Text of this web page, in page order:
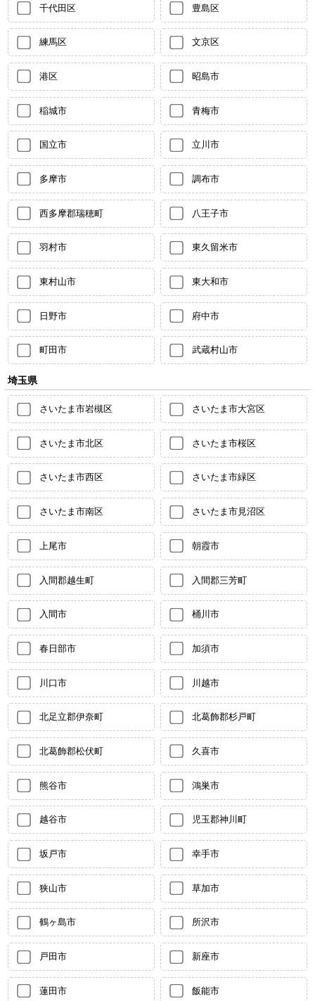
千代田区 豊島区
練馬区 文京区
港区 昭島市
稲城市 青梅市
国立市 立川市
多摩市 調布市
西多摩郡瑞穂町 八王子市
羽村市 東久留米市
東村山市 東大和市
日野市 府中市
町田市 武蔵村山市
埼玉県
さいたま市岩槻区 さいたま市大宮区
さいたま市北区 さいたま市桜区
さいたま市西区 さいたま市緑区
さいたま市南区 さいたま市見沼区
上尾市 朝霞市
入間郡越生町 入間郡三芳町
入間市 桶川市
春日部市 加須市
川口市 川越市
北足立郡伊奈町 北葛飾郡杉戸町
北葛飾郡松伏町 久喜市
熊谷市 鴻巣市
越谷市 児玉郡神川町
坂戸市 幸手市
狭山市 草加市
鶴ヶ島市 所沢市
戸田市 新座市
蓮田市 飯能市